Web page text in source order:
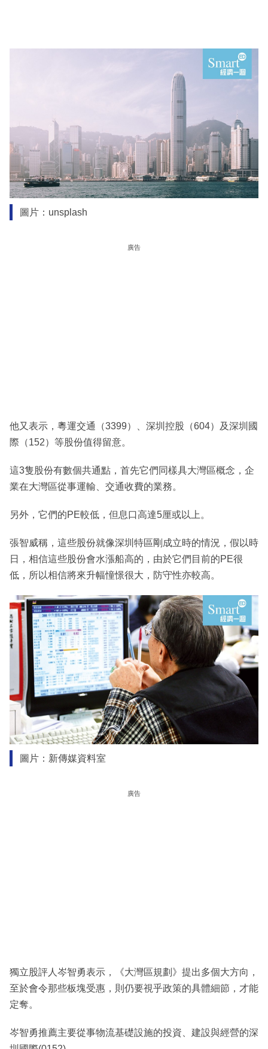
圖片：unsplash
廣告
他又表示，粵運交通（3399）、深圳控股（604）及深圳國
際（152）等股份值得留意。
這3隻股份有數個共通點，首先它們同樣具大灣區概念，企
業在大灣區從事運輸、交通收費的業務。
另外，它們的PE較低，但息口高達5厘或以上。
張智威稱，這些股份就像深圳特區剛成立時的情況，假以時
日，相信這些股份會水漲船高的，由於它們目前的PE很
低，所以相信將來升幅憧憬很大，防守性亦較高。
圖片：新傳媒資料室
廣告
獨立股評人岑智勇表示，《大灣區規劃》提出多個大方向，
至於會令那些板塊受惠，則仍要視乎政策的具體細節，才能
定奪。
岑智勇推薦主要從事物流基礎設施的投資、建設與經營的深